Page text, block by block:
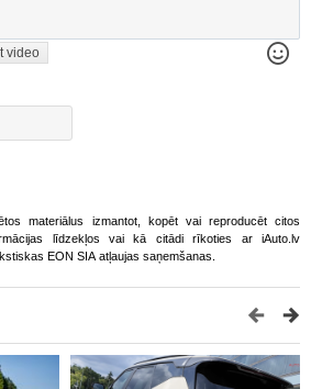
video
materiālus izmantot, kopēt vai reproducēt citos
līdzekļos vai kā citādi rīkoties ar iAuto.lv
EON SIA atļaujas saņemšanas.